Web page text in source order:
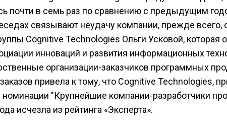
почти в семь раз по сравнению с предыдущим
связывают неудачу компании, прежде всего,
Cognitive Technologies Ольги Усковой, которая
инноваций и развития информационных
организации-заказчиков программных
привела к тому, что Cognitive Technologies,
"Крупнейшие компании-разработчики
исчезла из рейтинга «Эксперта».